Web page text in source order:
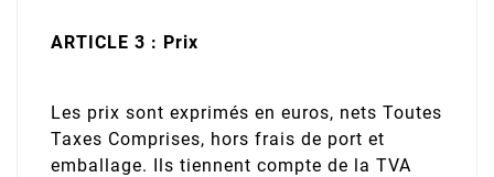
ARTICLE 3 : Prix
Les prix sont exprimés en euros, nets Toutes
Taxes Comprises, hors frais de port et
emballage. Ils tiennent compte de la TVA